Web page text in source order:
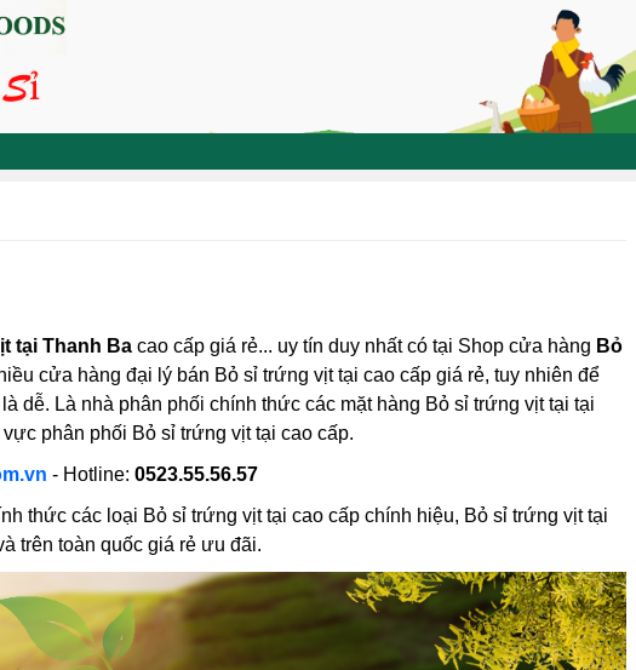
tại Thanh Bacao cấp giá rẻ... uy tín duy nhất có tại Shop cửa hàng Bỏ
cửa hàng đại lý bán Bỏ sỉ trứng vịt tại cao cấp giá rẻ, tuy nhiên để
dễ. Là nhà phân phối chính thức các mặt hàng Bỏ sỉ trứng vịt tại tại
phân phối Bỏ sỉ trứng vịt tại cao cấp.
- Hotline: 0523.55.56.57
thức các loại Bỏ sỉ trứng vịt tại cao cấp chính hiệu, Bỏ sỉ trứng vịt tại
trên toàn quốc giá rẻ ưu đãi.